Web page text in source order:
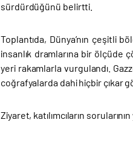
sürdürdüğünü belirtti.
Toplantıda, Dünya’nın çeşitli
insanlık dramlarına bir ölçüde
yeri rakamlarla vurgulandı.
coğrafyalarda dahi hiçbir çıkar
Ziyaret, katılımcıların